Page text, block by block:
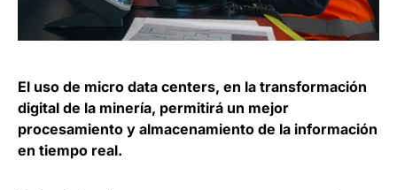
El uso de micro data centers, en la transformación
digital de la minería, permitirá un mejor
procesamiento y almacenamiento de la información
en tiempo real.